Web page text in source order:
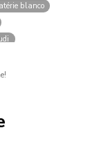
blanco
vodovodné batérie